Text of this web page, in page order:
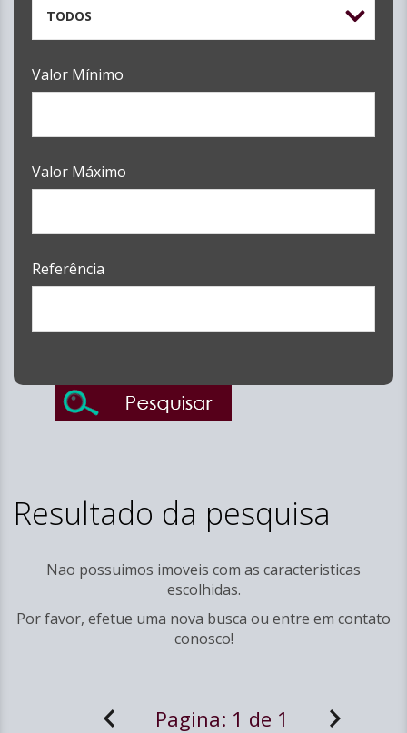
TODOS
Valor Mínimo
Valor Máximo
Referência
Resultado da pesquisa
Nao possuimos imoveis com as caracteristicas
escolhidas.
Por favor, efetue uma nova busca ou entre em contato
conosco!
Pagina: 1 de 1